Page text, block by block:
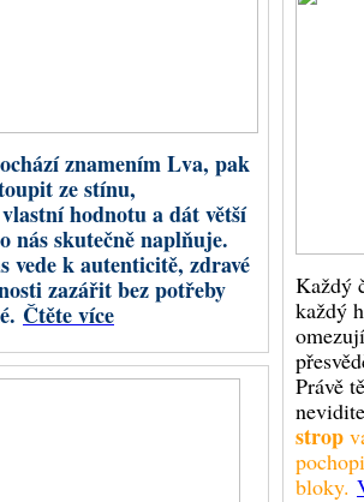
Chiron nám připomíná, že
pomáhat nejen druhým, ale
Co představuje
Chiron byl objeven v roce 1977
Astrologie s ním začala
Od 26.
Berana v
znamením Lva, pak
ze stínu,
hodnotu a dát větší
nás skutečně naplňuje.
vede k autenticitě, zdravé
zazářit bez potřeby
Čtěte více
Každý
každý
Právě
strop
bloky.